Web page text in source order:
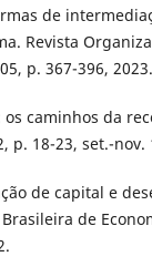
de
Revista
p. 367-396, 2023.
os caminhos da
p. 18-23, set.-nov.
de capital e
de